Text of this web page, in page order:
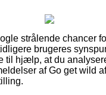
strålende chancer
brugeres
til hjælp, at du
af Go get wild